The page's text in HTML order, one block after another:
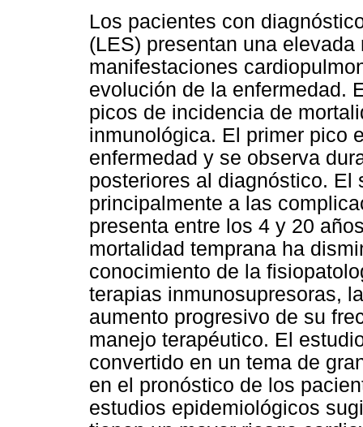
Los pacientes con
(LES) presentan una
manifestaciones
evolución de la enfermedad.
picos de incidencia de
inmunológica. El primer pico
enfermedad y se observa
posteriores al diagnóstico. El
principalmente a las
presenta entre los 4 y 20
mortalidad temprana ha
conocimiento de la
terapias inmunosupresoras,
aumento progresivo de su
manejo terapéutico. El
convertido en un tema de
en el pronóstico de los
estudios epidemiológicos